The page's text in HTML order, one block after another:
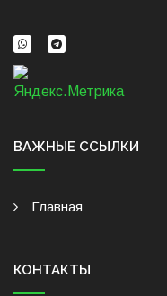
ВАЖНЫЕ ССЫЛКИ
Главная
КОНТАКТЫ